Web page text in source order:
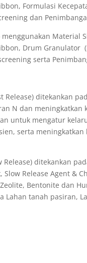
Formulasi
dan
Material
Drum Granulator
serta
Release) ditekankan
N dan
untuk mengatur
serta
ditekankan
Release Agent &
Bentonite dan
Lahan tanah pasiran,